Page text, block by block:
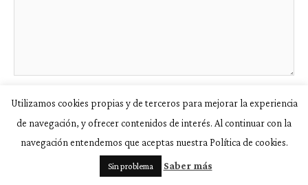
Nombre*
Utilizamos cookies propias y de terceros para mejorar la experiencia
de navegación, y ofrecer contenidos de interés. Al continuar con la
navegación entendemos que aceptas nuestra Política de cookies.
Sin problema Saber más